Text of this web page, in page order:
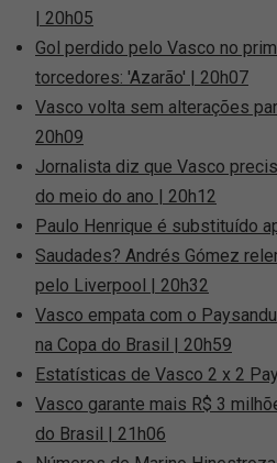
| 20h05
Gol perdido pelo Vasco no
torcedores: 'Azarão' | 20h07
Vasco volta sem alterações
20h09
Jornalista diz que Vasco
do meio do ano | 20h12
Paulo Henrique é substituído
Saudades? Andrés Gómez
pelo Liverpool | 20h32
Vasco empata com o
na Copa do Brasil | 20h59
Estatísticas de Vasco 2 x 2
Vasco garante mais R$ 3
do Brasil | 21h06